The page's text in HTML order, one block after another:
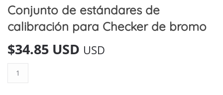
Conjunto de estándares de
calibración para Checker de bromo
$34.85 USD USD